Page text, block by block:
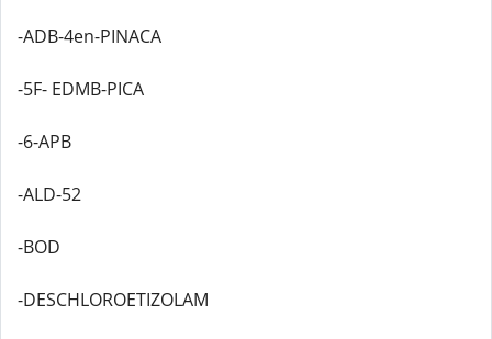
-ADB-4en-PINACA
-5F- EDMB-PICA
-6-APB
-ALD-52
-BOD
-DESCHLOROETIZOLAM